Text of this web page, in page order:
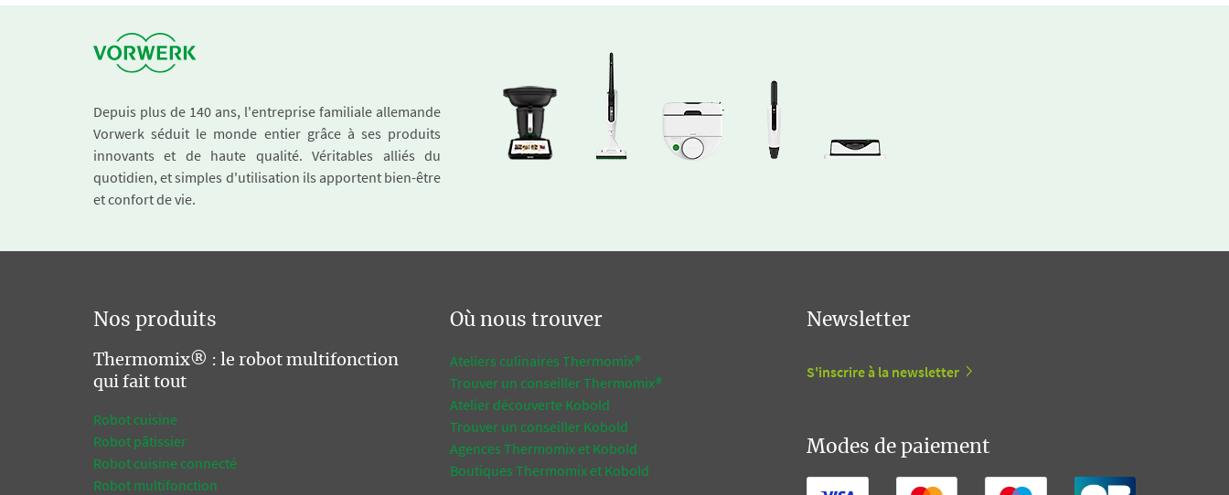
Depuis plus de 140 ans, l'entreprise familiale allemande
Vorwerk séduit le monde entier grâce à ses produits
innovants et de haute qualité. Véritables alliés du
quotidien, et simples d'utilisation ils apportent bien-être
et confort de vie.
Nos produits
Thermomix® : le robot multifonction
qui fait tout
Robot cuisine
Robot pâtissier
Robot cuisine connecté
Robot multifonction
Où nous trouver
Ateliers culinaires Thermomix®
Trouver un conseiller Thermomix®
Atelier découverte Kobold
Trouver un conseiller Kobold
Agences Thermomix et Kobold
Boutiques Thermomix et Kobold
Newsletter
S'inscrire à la newsletter
Modes de paiement